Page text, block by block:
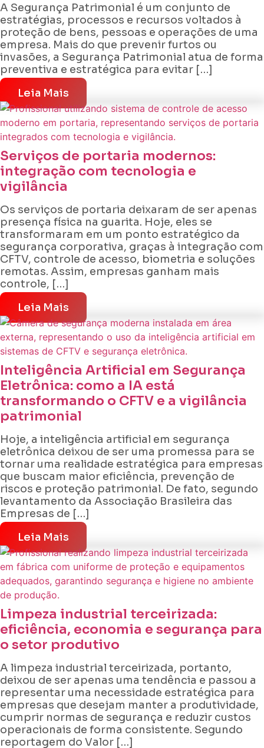
A Segurança Patrimonial é um conjunto de
estratégias, processos e recursos voltados à
proteção de bens, pessoas e operações de uma
empresa. Mais do que prevenir furtos ou
invasões, a Segurança Patrimonial atua de forma
preventiva e estratégica para evitar […]
Leia Mais
Serviços de portaria modernos:
integração com tecnologia e
vigilância
Os serviços de portaria deixaram de ser apenas
presença física na guarita. Hoje, eles se
transformaram em um ponto estratégico da
segurança corporativa, graças à integração com
CFTV, controle de acesso, biometria e soluções
remotas. Assim, empresas ganham mais
controle, […]
Leia Mais
Inteligência Artificial em Segurança
Eletrônica: como a IA está
transformando o CFTV e a vigilância
patrimonial
Hoje, a inteligência artificial em segurança
eletrônica deixou de ser uma promessa para se
tornar uma realidade estratégica para empresas
que buscam maior eficiência, prevenção de
riscos e proteção patrimonial. De fato, segundo
levantamento da Associação Brasileira das
Empresas de […]
Leia Mais
Limpeza industrial terceirizada:
eficiência, economia e segurança para
o setor produtivo
A limpeza industrial terceirizada, portanto,
deixou de ser apenas uma tendência e passou a
representar uma necessidade estratégica para
empresas que desejam manter a produtividade,
cumprir normas de segurança e reduzir custos
operacionais de forma consistente. Segundo
reportagem do Valor […]